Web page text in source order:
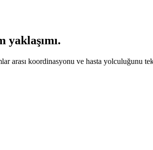
yaklaşımı.
arası koordinasyonu ve hasta yolculuğunu